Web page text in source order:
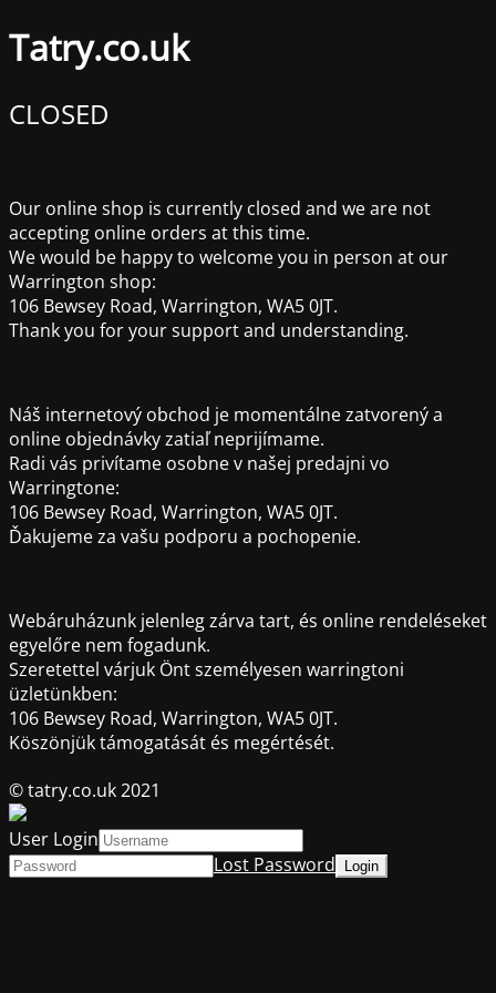
Tatry.co.uk
CLOSED
Our online shop is currently closed and we are not
accepting online orders at this time.
We would be happy to welcome you in person at our
Warrington shop:
106 Bewsey Road, Warrington, WA5 0JT.
Thank you for your support and understanding.
Náš internetový obchod je momentálne zatvorený a
online objednávky zatiaľ neprijímame.
Radi vás privítame osobne v našej predajni vo
Warringtone:
106 Bewsey Road, Warrington, WA5 0JT.
Ďakujeme za vašu podporu a pochopenie.
Webáruházunk jelenleg zárva tart, és online rendeléseket
egyelőre nem fogadunk.
Szeretettel várjuk Önt személyesen warringtoni
üzletünkben:
106 Bewsey Road, Warrington, WA5 0JT.
Köszönjük támogatását és megértését.
© tatry.co.uk 2021
User Login
Lost Password